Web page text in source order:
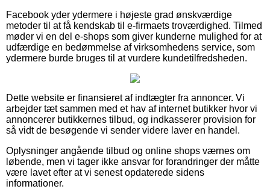
Facebook yder ydermere i højeste grad ønskværdige
metoder til at få kendskab til e-firmaets troværdighed. Tilmed
møder vi en del e-shops som giver kunderne mulighed for at
udfærdige en bedømmelse af virksomhedens service, som
ydermere burde bruges til at vurdere kundetilfredsheden.
Dette website er finansieret af indtægter fra annoncer. Vi
arbejder tæt sammen med et hav af internet butikker hvor vi
annoncerer butikkernes tilbud, og indkasserer provision for
så vidt de besøgende vi sender videre laver en handel.
Oplysninger angående tilbud og online shops værnes om
løbende, men vi tager ikke ansvar for forandringer der måtte
være lavet efter at vi senest opdaterede sidens
informationer.